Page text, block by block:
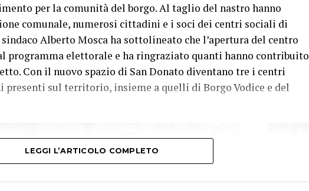
per la comunità del borgo. Al taglio del nastro hanno
comunale, numerosi cittadini e i soci dei centri sociali di
sindaco Alberto Mosca ha sottolineato che l’apertura del centro
programma elettorale e ha ringraziato quanti hanno contribuito
Con il nuovo spazio di San Donato diventano tre i centri
sul territorio, insieme a quelli di Borgo Vodice e del
LEGGI L’ARTICOLO COMPLETO